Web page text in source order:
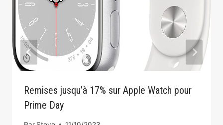
Remises jusqu’à 17% sur Apple Watch pour
Prime Day